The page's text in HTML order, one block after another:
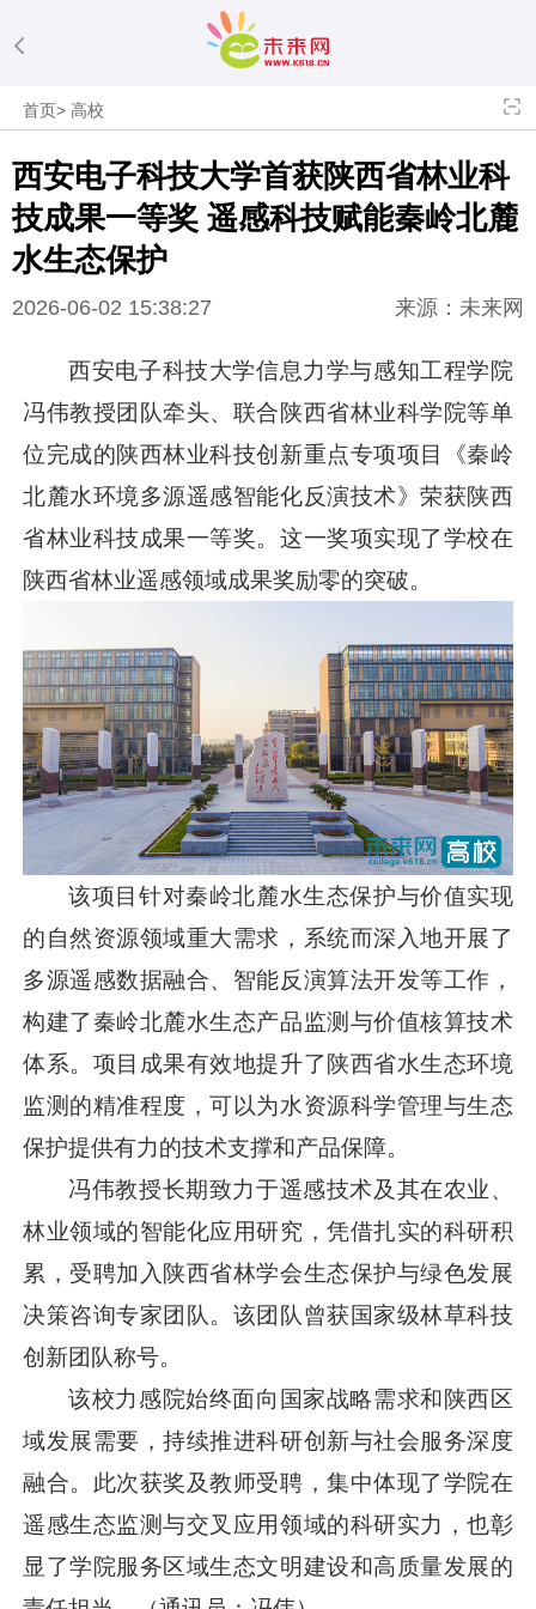
首页>高校
西安电子科技大学首获陕西省林业科
技成果一等奖 遥感科技赋能秦岭北麓
水生态保护
2026-06-02 15:38:27 来源：未来网
西安电子科技大学信息力学与感知工程学院
冯伟教授团队牵头、联合陕西省林业科学院等单
位完成的陕西林业科技创新重点专项项目《秦岭
北麓水环境多源遥感智能化反演技术》荣获陕西
省林业科技成果一等奖。这一奖项实现了学校在
陕西省林业遥感领域成果奖励零的突破。
该项目针对秦岭北麓水生态保护与价值实现
的自然资源领域重大需求，系统而深入地开展了
多源遥感数据融合、智能反演算法开发等工作，
构建了秦岭北麓水生态产品监测与价值核算技术
体系。项目成果有效地提升了陕西省水生态环境
监测的精准程度，可以为水资源科学管理与生态
保护提供有力的技术支撑和产品保障。
冯伟教授长期致力于遥感技术及其在农业、
林业领域的智能化应用研究，凭借扎实的科研积
累，受聘加入陕西省林学会生态保护与绿色发展
决策咨询专家团队。该团队曾获国家级林草科技
创新团队称号。
该校力感院始终面向国家战略需求和陕西区
域发展需要，持续推进科研创新与社会服务深度
融合。此次获奖及教师受聘，集中体现了学院在
遥感生态监测与交叉应用领域的科研实力，也彰
显了学院服务区域生态文明建设和高质量发展的